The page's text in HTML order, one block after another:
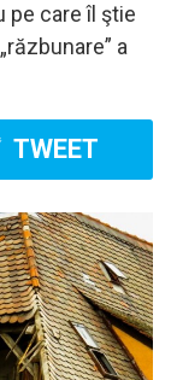
pe care îl ştie
a
TWEET